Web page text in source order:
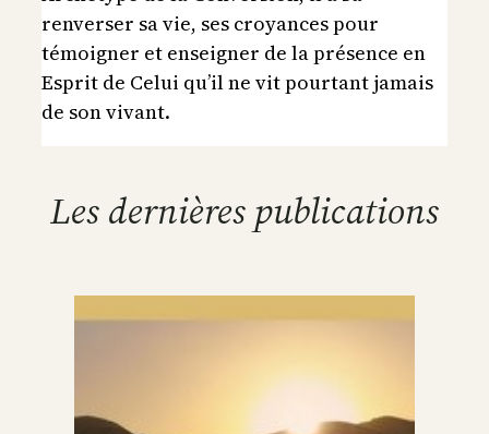
renverser sa vie, ses croyances pour
témoigner et enseigner de la présence en
Esprit de Celui qu’il ne vit pourtant jamais
de son vivant.
Les dernières publications